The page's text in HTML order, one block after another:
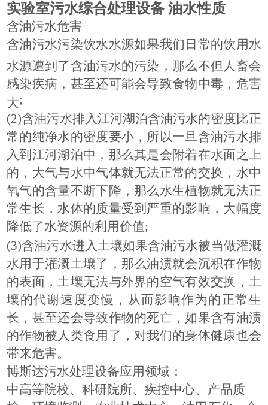
实验室污水综合处理设备 油水性质
含油污水危害
含油污水污染饮水水源如果我们日常的饮用水
水源遭到了含油污水的污染，那么不但人畜会
感染疾病，甚至还可能会导致食物中毒，危害
大;
(2)含油污水排入江河湖泊含油污水的密度比正
常的纯净水的密度要小，所以一旦含油污水排
入到江河湖泊中，那么其是会附着在水面之上
的，大气与水中气体就无法正常的交换，水中
氧气的含量不断下降，那么水生植物就无法正
常生长，水体的质量受到严重的影响，大幅度
降低了水资源的利用价值;
(3)含油污水进入土壤如果含油污水被当做灌溉
水用于灌溉土壤了，那么油渍就会沉积在作物
的表面，土壤无法与外界的空气有效交换，土
壤的代谢速度变慢，从而影响作为的正常生
长，甚至还会导致作物的死亡，如果含有油渍
的作物被人类食用了，对我们的身体健康也会
带来危害。
博斯达污水处理设备应用领域：
中高等院校、科研院所、疾控中心、产品质